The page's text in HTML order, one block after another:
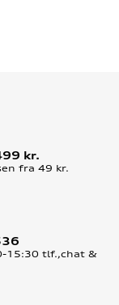
kr.
fra 49 kr.
15:30 tlf.,chat &